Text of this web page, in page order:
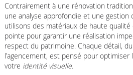
Contrairement à une rénovation
une analyse approfondie et une
utilisons des matériaux de haute
pointe pour garantir une réalisation
respect du patrimoine. Chaque détail,
l'agencement, est pensé pour
votre identité visuelle.